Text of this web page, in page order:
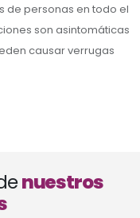
de personas en todo el
son asintomáticas
causar verrugas
nuestros